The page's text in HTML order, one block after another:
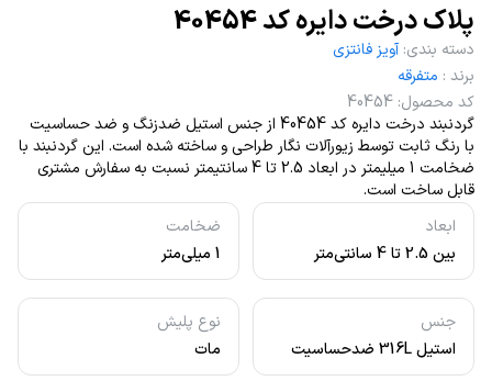
پلاک درخت دایره کد 40454
ابعاد
بین 2.5 تا 4 سانتی‌متر
ضخامت
1 میلی‌متر
جنس
استیل 316L ضدحساسیت
نوع پلیش
مات
دسته بندی: آویز فانتزی
برند : متفرقه
کد محصول:
40454
گردنبند درخت دایره کد 40454 از جنس استیل ضدزنگ و ضد حساسیت
با رنگ ثابت توسط زیورآلات نگار طراحی و ساخته شده است. این گردنبند با
ضخامت 1 میلیمتر در ابعاد 2.5 تا 4 سانتیمتر نسبت به سفارش مشتری
قابل ساخت است.